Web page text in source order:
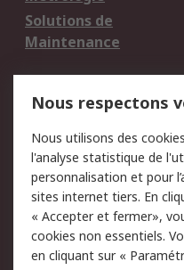
Solutions de
Maintenance
du site
Politique de
des données - Mise à
jour
Conditions générales
de vente
Nous respectons
Nous utilisons des
l'analyse statistique de
personnalisation et pour
sites internet tiers. En
« Accepter et fermer»,
cookies non essentiels.
en cliquant sur «